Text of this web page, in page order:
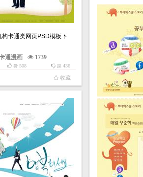
构卡通类网页PSD模板下
通漫画 1739
踩 436
赞508
收藏